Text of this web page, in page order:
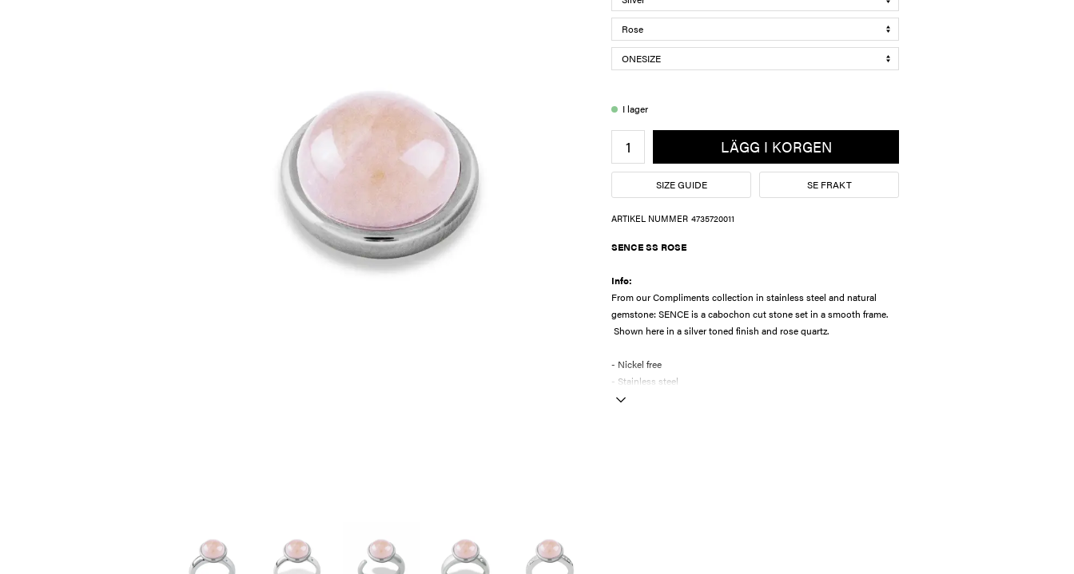
I lager
LÄGG I KORGEN
SIZE GUIDE SE FRAKT
ARTIKEL NUMMER 4735720011
SENCE SS ROSE
Info:
From our Compliments collection in stainless steel and natural
gemstone: SENCE is a cabochon cut stone set in a smooth frame.
Shown here in a silver toned finish and rose quartz.
- Nickel free
- Stainless steel